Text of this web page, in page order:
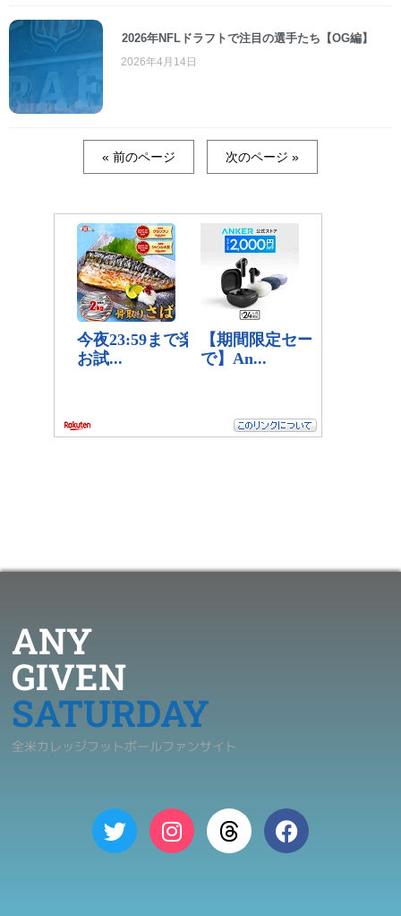
2026年NFLドラフトで注目の選手たち【OG編】
2026年4月14日
« 前のページ 次のページ »
ANY
GIVEN
SATURDAY
全米カレッジフットボールファンサイト